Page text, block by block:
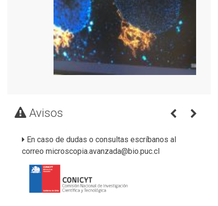
Avisos
En caso de dudas o consultas escríbanos al
correo microscopia.avanzada@bio.puc.cl